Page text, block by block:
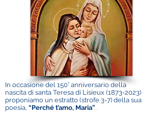
In occasione del 150° anniversario della
nascita di santa Teresa di Lisieux (1873-2023)
proponiamo un estratto (strofe 3-7) della sua
poesia, “Perché t’amo, Maria”.